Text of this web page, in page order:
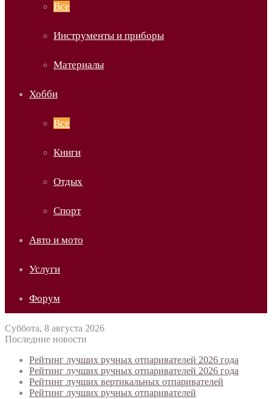
Все
Инструменты и приборы
Материалы
Хобби
Все
Книги
Отдых
Спорт
Авто и мото
Услуги
Форум
Суббота, 8 августа 2026
Последние новости
Рейтинг лучших ручных отпаривателей 2026 года
Рейтинг лучших ручных отпаривателей 2026 года
Рейтинг лучших вертикальных отпаривателей
Рейтинг лучших ручных отпаривателей